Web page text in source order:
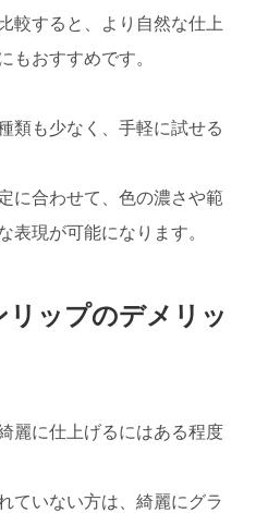
較すると、より自然な仕上
もおすすめです。
類も少なく、手軽に試せる
に合わせて、色の濃さや範
表現が可能になります。
リップのデメリッ
麗に仕上げるにはある程度
ていない方は、綺麗にグラ